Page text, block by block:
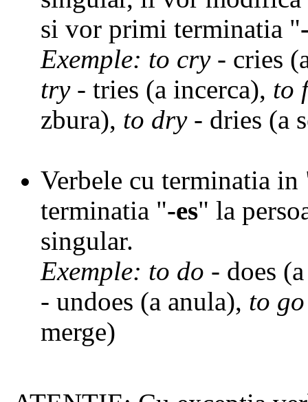
si vor primi terminatia "
Exemple: to cry- cries
try- tries (a incerca), to
zbura), to dry- dries (a
Verbele cu terminatia in
terminatia "-es" la
singular.
Exemple: to do - does
- undoes (a anula), to go
merge)